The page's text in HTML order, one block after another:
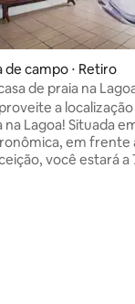
média de 5, 61
de campo ⋅ Retiro
de praia na
a
Situada em uma rota
em frente
você estará a